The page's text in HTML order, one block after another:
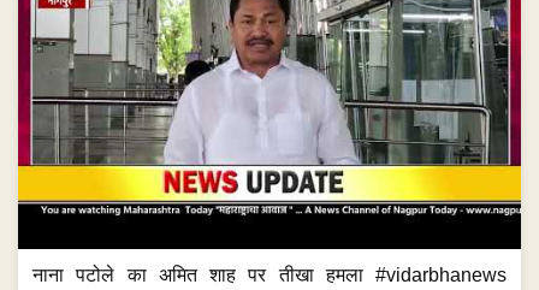
नाना पटोले का अमित शाह पर तीखा हमला #vidarbhanews